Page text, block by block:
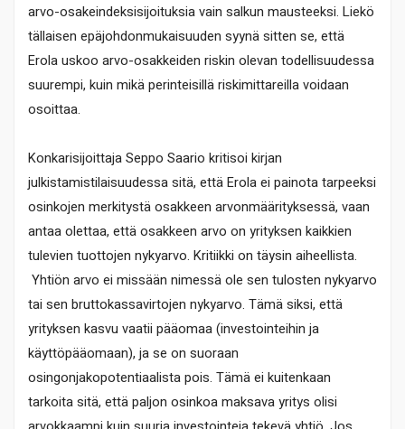
arvo-osakeindeksisijoituksia vain salkun mausteeksi. Liekö
tällaisen epäjohdonmukaisuuden syynä sitten se, että
Erola uskoo arvo-osakkeiden riskin olevan todellisuudessa
suurempi, kuin mikä perinteisillä riskimittareilla voidaan
osoittaa.
Konkarisijoittaja Seppo Saario kritisoi kirjan
julkistamistilaisuudessa sitä, että Erola ei painota tarpeeksi
osinkojen merkitystä osakkeen arvonmäärityksessä, vaan
antaa olettaa, että osakkeen arvo on yrityksen kaikkien
tulevien tuottojen nykyarvo. Kritiikki on täysin aiheellista.
Yhtiön arvo ei missään nimessä ole sen tulosten nykyarvo
tai sen bruttokassavirtojen nykyarvo. Tämä siksi, että
yrityksen kasvu vaatii pääomaa (investointeihin ja
käyttöpääomaan), ja se on suoraan
osingonjakopotentiaalista pois. Tämä ei kuitenkaan
tarkoita sitä, että paljon osinkoa maksava yritys olisi